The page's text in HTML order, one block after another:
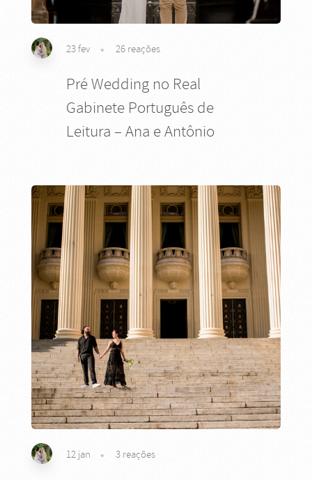
23 fev 26 reações
Pré Wedding no Real
Gabinete Português de
Leitura – Ana e Antônio
12 jan 3 reações